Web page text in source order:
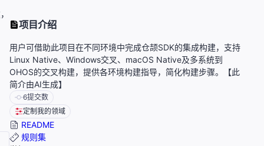
项目介绍
用户可借助此项目在不同环境中完成仓颉SDK的集成构建，支持
Linux Native、Windows交叉、macOS Native及多系统到
OHOS的交叉构建，提供各环境构建指导，简化构建步骤。【此
简介由AI生成】
6提交数
定制我的领域
README
规则集